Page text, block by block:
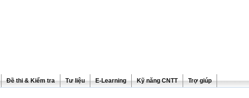
Đề thi & Kiểm tra Tư liệu E-Learning Kỹ năng CNTT Trợ giúp